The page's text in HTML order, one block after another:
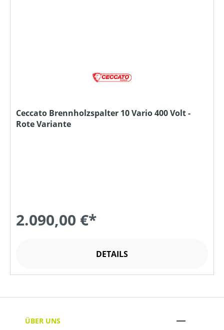
Ceccato Brennholzspalter 10 Vario 400 Volt -
Rote Variante
2.090,00 €*
DETAILS
ÜBER UNS